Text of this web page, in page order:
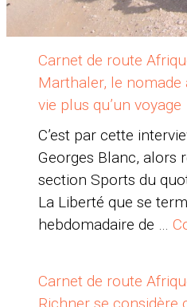
Carnet de route
Marthaler, le nomade
vie plus qu’un voyage
C’est par cette
Georges Blanc, alors
section Sports du
La Liberté que se
hebdomadaire de …
Carnet de route
Richner se considère